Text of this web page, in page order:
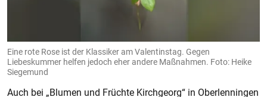
Eine rote Rose ist der Klassiker am Valentinstag. Gegen
Liebeskummer helfen jedoch eher andere Maßnahmen. Foto: Heike
Siegemund
Auch bei „Blumen und Früchte Kirchgeorg“ in Oberlenningen